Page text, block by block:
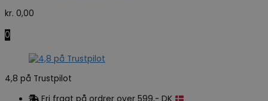
kr. 0,00
0
4,8 på Trustpilot